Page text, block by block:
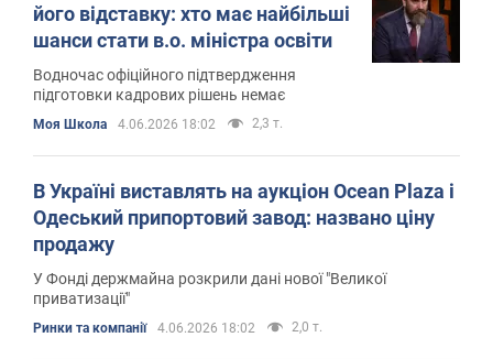
його відставку: хто має найбільші
шанси стати в.о. міністра освіти
Водночас офіційного підтвердження
підготовки кадрових рішень немає
Моя Школа 4.06.2026 18:02 2,3 т.
В Україні виставлять на аукціон Ocean Plaza і
Одеський припортовий завод: названо ціну
продажу
У Фонді держмайна розкрили дані нової "Великої
приватизації"
Ринки та компанії 4.06.2026 18:02 2,0 т.